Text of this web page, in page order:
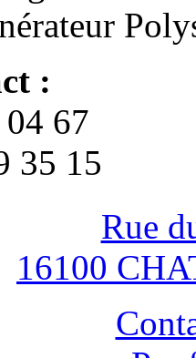
:
67
35 15
Rue
16100